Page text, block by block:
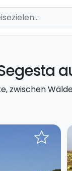
zwischen